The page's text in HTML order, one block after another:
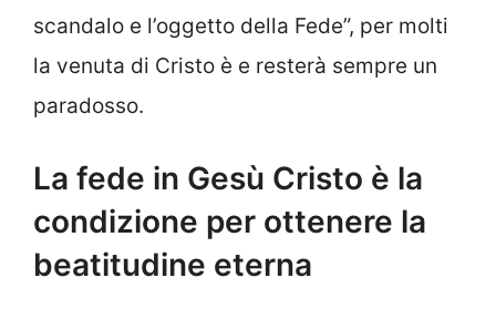
scandalo e l’oggetto della Fede”, per molti
la venuta di Cristo è e resterà sempre un
paradosso.
La fede in Gesù Cristo è la
condizione per ottenere la
beatitudine eterna